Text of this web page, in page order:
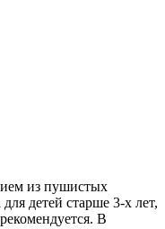
из пушистых
детей старше 3-х лет,
В